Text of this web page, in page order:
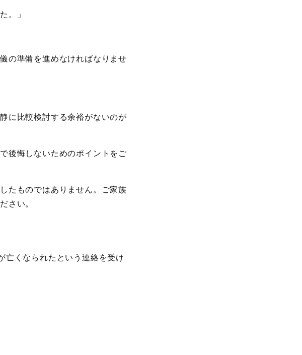
。」
の準備を進めなければなりませ
に比較検討する余裕がないのが
後悔しないためのポイントをご
たものではありません。ご家族
さい。
亡くなられたという連絡を受け